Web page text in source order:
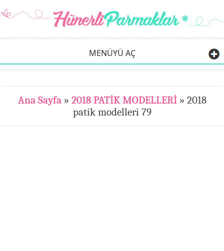
MENÜYÜ AÇ
Ana Sayfa» 2018 PATİK MODELLERİ» 2018
patik modelleri 79